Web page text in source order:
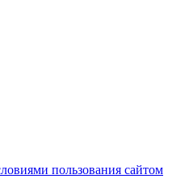
пользования сайтом